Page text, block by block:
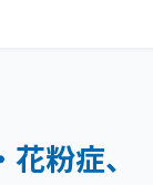
粉症、